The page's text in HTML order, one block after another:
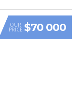
OUR
PRICE $70 000